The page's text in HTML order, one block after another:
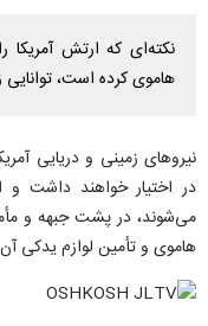
هاموی کرده است،
در اختیار خواهند داشت و
می‌شوند، در پشت جبهه و
هاموی و تأمین لوازم یدکی آن، تا سال ۲۰۵۰